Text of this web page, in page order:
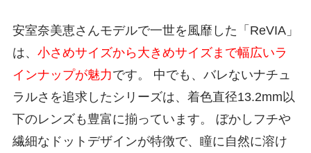
安室奈美恵さんモデルで一世を風靡した「ReVIA」
は、 小さめサイズから大きめサイズまで幅広いラ
インナップが魅力です。 中でも、バレないナチュ
ラルさを追求したシリーズは、着色直径13.2mm以
下のレンズも豊富に揃っています。 ぼかしフチや
繊細なドットデザインが特徴で、瞳に自然に溶け